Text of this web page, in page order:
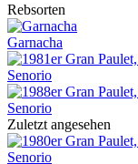
Rebsorten
Garnacha
Zuletzt angesehen